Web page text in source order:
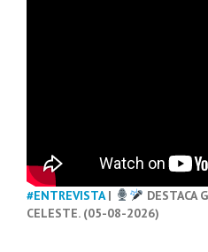
#ENTREVISTA|
DESTACA
CELESTE. (05-08-2026)